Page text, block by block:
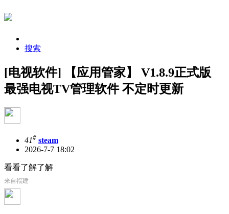
搜索
[电视软件] 【应用管家】 V1.8.9正式版
最强电视TV管理软件 不定时更新
41# steam
2026-7-7 18:02
看看了解了解
来自福建